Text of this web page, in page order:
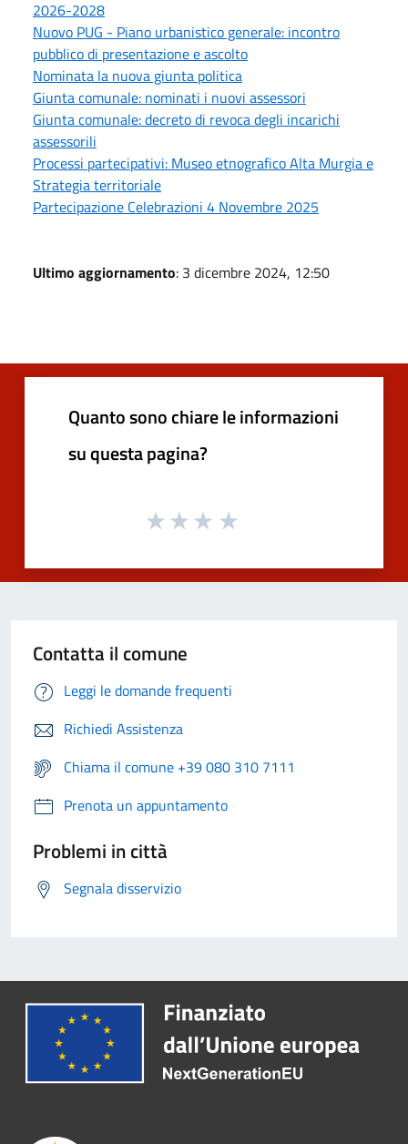
2026-2028
Nuovo PUG - Piano urbanistico generale: incontro
pubblico di presentazione e ascolto
Nominata la nuova giunta politica
Giunta comunale: nominati i nuovi assessori
Giunta comunale: decreto di revoca degli incarichi
assessorili
Processi partecipativi: Museo etnografico Alta Murgia e
Strategia territoriale
Partecipazione Celebrazioni 4 Novembre 2025
Ultimo aggiornamento: 3 dicembre 2024, 12:50
Quanto sono chiare le informazioni
su questa pagina?
Contatta il comune
Leggi le domande frequenti
Richiedi Assistenza
Chiama il comune +39 080 310 7111
Prenota un appuntamento
Problemi in città
Segnala disservizio